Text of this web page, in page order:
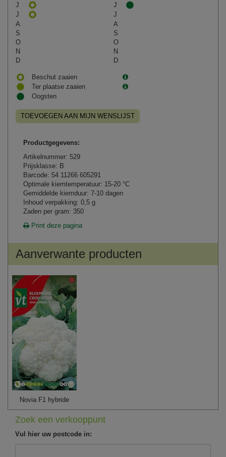
J
J
J
J
A
A
S
S
O
O
N
N
D
D
Beschut zaaien
Ter plaatse zaaien
Oogsten
TOEVOEGEN AAN MIJN WENSLIJST
Productgegevens:
Artikelnummer: 529
Prijsklasse: B
Barcode: 54 11266 605291
Optimale kiemtemperatuur: 15-20 °C
Gemiddelde kiemduur: 7-10 dagen
Inhoud verpakking: 0,5 g
Zaden per gram: 350
Print deze pagina
Aanverwante producten
Novia F1 hybride
Zoek een verkooppunt
Vul hier uw postcode in: